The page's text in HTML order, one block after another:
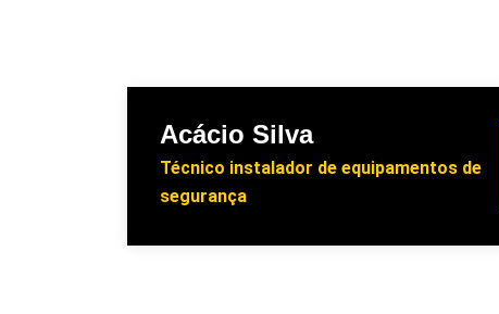
Acácio Silva
Técnico instalador de equipamentos de
segurança